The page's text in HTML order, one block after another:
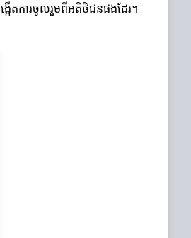
កើតការចូលរួមពីអតិថិជនផងដែរ។